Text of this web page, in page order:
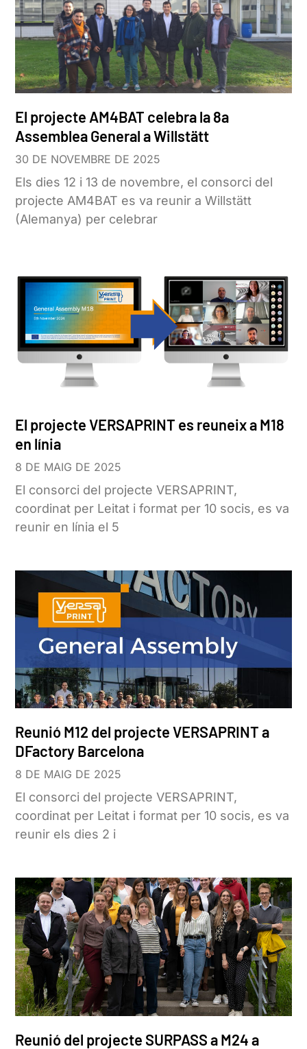
El projecte AM4BAT celebra la 8a
Assemblea General a Willstätt
30 DE NOVEMBRE DE 2025
Els dies 12 i 13 de novembre, el consorci del
projecte AM4BAT es va reunir a Willstätt
(Alemanya) per celebrar
El projecte VERSAPRINT es reuneix a M18
en línia
8 DE MAIG DE 2025
El consorci del projecte VERSAPRINT,
coordinat per Leitat i format per 10 socis, es va
reunir en línia el 5
Reunió M12 del projecte VERSAPRINT a
DFactory Barcelona
8 DE MAIG DE 2025
El consorci del projecte VERSAPRINT,
coordinat per Leitat i format per 10 socis, es va
reunir els dies 2 i
Reunió del projecte SURPASS a M24 a